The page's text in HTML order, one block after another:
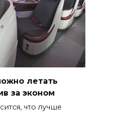
летать
за эконом
что лучше